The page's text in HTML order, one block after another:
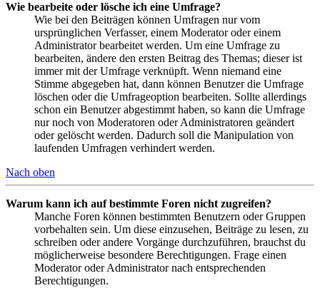
Wie bearbeite oder lösche ich eine Umfrage?
Wie bei den Beiträgen können Umfragen nur vom
ursprünglichen Verfasser, einem Moderator oder einem
Administrator bearbeitet werden. Um eine Umfrage zu
bearbeiten, ändere den ersten Beitrag des Themas; dieser ist
immer mit der Umfrage verknüpft. Wenn niemand eine
Stimme abgegeben hat, dann können Benutzer die Umfrage
löschen oder die Umfrageoption bearbeiten. Sollte allerdings
schon ein Benutzer abgestimmt haben, so kann die Umfrage
nur noch von Moderatoren oder Administratoren geändert
oder gelöscht werden. Dadurch soll die Manipulation von
laufenden Umfragen verhindert werden.
Nach oben
Warum kann ich auf bestimmte Foren nicht zugreifen?
Manche Foren können bestimmten Benutzern oder Gruppen
vorbehalten sein. Um diese einzusehen, Beiträge zu lesen, zu
schreiben oder andere Vorgänge durchzuführen, brauchst du
möglicherweise besondere Berechtigungen. Frage einen
Moderator oder Administrator nach entsprechenden
Berechtigungen.